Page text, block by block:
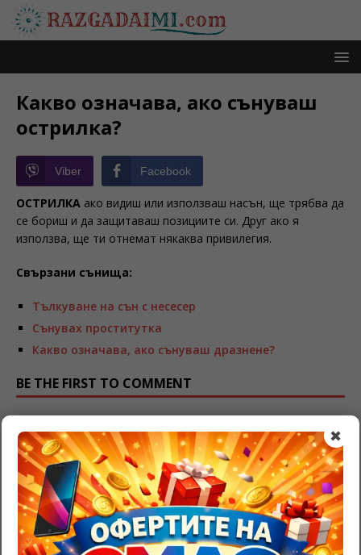
✖
Какво означава, ако сънуваш
острилка?
Viber Facebook
ОСТРИЛКА ако видиш или използваш насън, ще трябва да
се бориш и да защитаваш позициите си. Друг ако я
използва, ще ти отнемат някаква привилегия.
Свързани сънища:
Тълкуване на сън с несесер
Сънувах проститутка
Какво означава, ако сънуваш дразнене?
BE THE FIRST TO COMMENT
Leave a Reply
Трябва давлезете, за да публикувате коментар.
RazgadaiMi.com>Съновник – тълкуване на сънища>
Острилка